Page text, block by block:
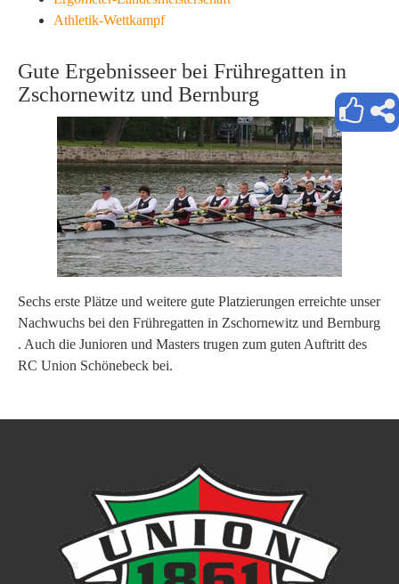
Athletik-Wettkampf
Gute Ergebnisseer bei Frühregatten in
Zschornewitz und Bernburg
Sechs erste Plätze und weitere gute Platzierungen erreichte unser
Nachwuchs bei den Frühregatten in Zschornewitz und Bernburg
. Auch die Junioren und Masters trugen zum guten Auftritt des
RC Union Schönebeck bei.